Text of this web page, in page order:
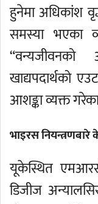
हुनेमा अधिकांश
समस्या भएका
“वन्यजीवनको
खाद्यपदार्थको
आशङ्का व्यक्त
भाइरस
यूकेस्थित
डिजीज